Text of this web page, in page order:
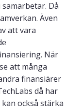
Då
Även
att vara
När
att många
finansiärer
då har
också stärka